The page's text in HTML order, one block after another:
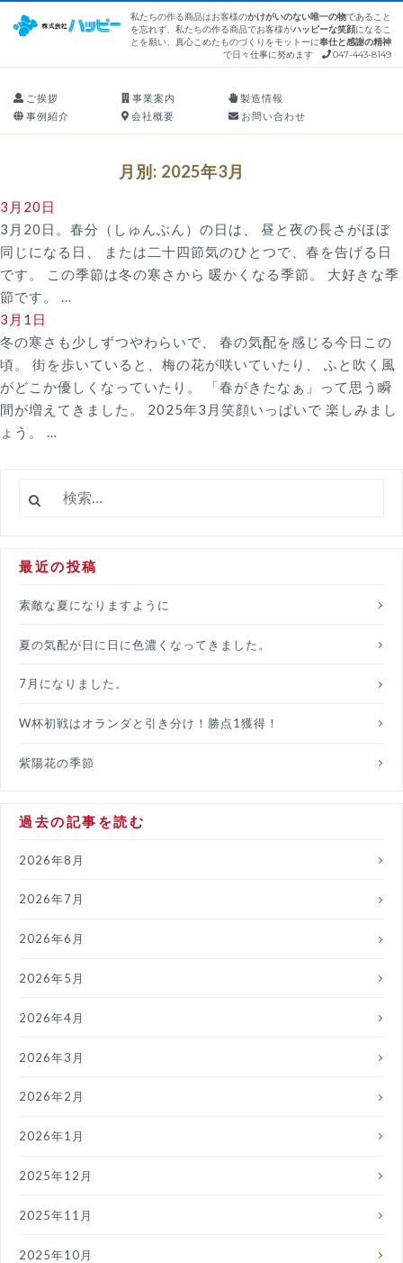
t
e
n
t
私たちの作る商品はお客様のかけがいのない唯一の物であること
を忘れず、私たちの作る商品でお客様がハッピーな笑顔になるこ
とを願い、真心こめたものづくりをモットーに奉仕と感謝の精神
で日々仕事に努めます
047-443-8149
ご挨拶 事業案内
製造情報
事例紹介
会社概要 お問い合わせ
月別: 2025年3月
3月20日
3月20日。春分（しゅんぶん）の日は、 昼と夜の長さがほぼ
同じになる日、 または二十四節気のひとつで、春を告げる日
です。 この季節は冬の寒さから 暖かくなる季節。 大好きな季
節です。 …
3月1日
冬の寒さも少しずつやわらいで、 春の気配を感じる今日この
頃。 街を歩いていると、梅の花が咲いていたり、 ふと吹く風
がどこか優しくなっていたり。 「春がきたなぁ」って思う瞬
間が増えてきました。 2025年3月笑顔いっぱいで 楽しみまし
ょう。 …
索:
最近の投稿
素敵な夏になりますように
夏の気配が日に日に色濃くなってきました。
7月になりました。
W杯初戦はオランダと引き分け！勝点1獲得！
紫陽花の季節
過去の記事を読む
2026年8月
2026年7月
2026年6月
2026年5月
2026年4月
2026年3月
2026年2月
2026年1月
2025年12月
2025年11月
2025年10月